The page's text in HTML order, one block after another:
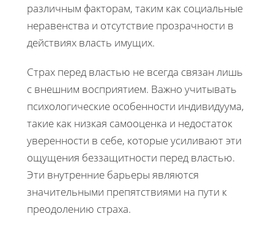
различным факторам, таким как социальные
неравенства и отсутствие прозрачности в
действиях власть имущих.
Страх перед властью не всегда связан лишь
с внешним восприятием. Важно учитывать
психологические особенности индивидуума,
такие как низкая самооценка и недостаток
уверенности в себе, которые усиливают эти
ощущения беззащитности перед властью.
Эти внутренние барьеры являются
значительными препятствиями на пути к
преодолению страха.